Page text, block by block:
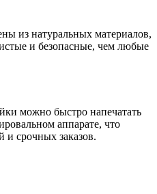
из натуральных материалов,
и безопасные, чем любые
можно быстро напечатать
аппарате, что
и срочных заказов.